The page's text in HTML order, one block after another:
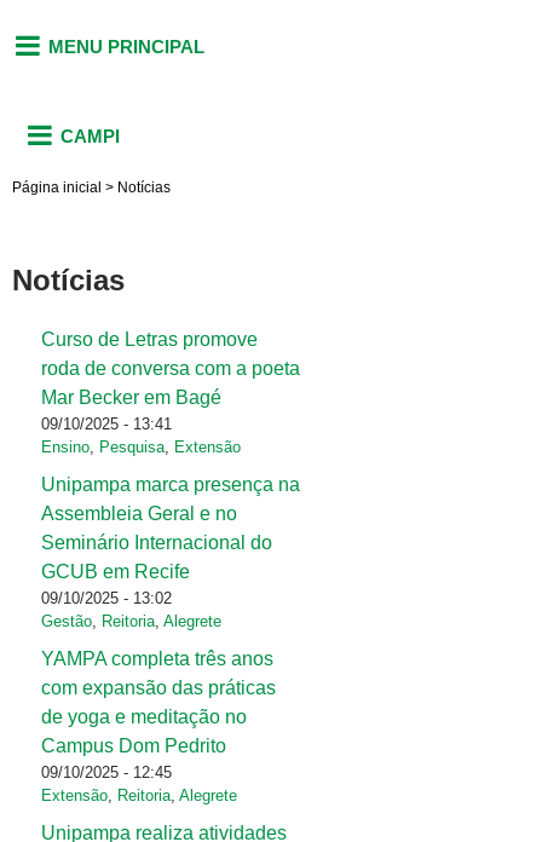
MENU PRINCIPAL
CAMPI
Página inicial > Notícias
Notícias
Curso de Letras promove
roda de conversa com a poeta
Mar Becker em Bagé
09/10/2025 - 13:41
Ensino, Pesquisa, Extensão
Unipampa marca presença na
Assembleia Geral e no
Seminário Internacional do
GCUB em Recife
09/10/2025 - 13:02
Gestão, Reitoria, Alegrete
YAMPA completa três anos
com expansão das práticas
de yoga e meditação no
Campus Dom Pedrito
09/10/2025 - 12:45
Extensão, Reitoria, Alegrete
Unipampa realiza atividades
Páginas